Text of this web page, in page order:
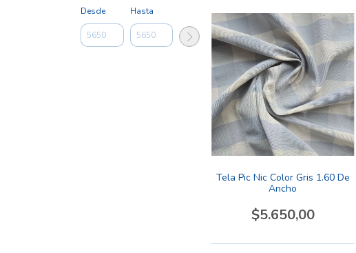
Desde Hasta
Tela Pic Nic Color Gris 1.60 De
Ancho
$5.650,00